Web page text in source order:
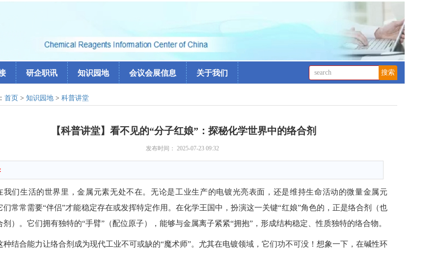
研企职讯 知识园地 会议会展信息 关于我们
首页 > 知识园地 > 科普讲堂
【科普讲堂】看不见的“分子红娘”：探秘化学世界中的络合剂
发布时间： 2025-07-23 09:32
我们生活的世界里，金属元素无处不在。无论是工业生产的电镀光亮表面，还是维持生命活动的微量金属元
们常常需要“伴侣”才能稳定存在或发挥特定作用。在化学王国中，扮演这一关键“红娘”角色的，正是络合剂（也
剂）。它们拥有独特的“手臂”（配位原子），能够与金属离子紧紧“拥抱”，形成结构稳定、性质独特的络合物。
种结合能力让络合剂成为现代工业不可或缺的“魔术师”。尤其在电镀领域，它们功不可没！想象一下，在碱性环